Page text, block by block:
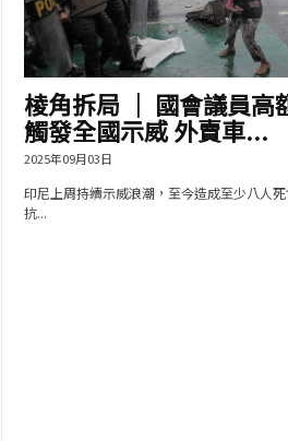
棱角拆局 │ 國會議員高
觸發全國示威 外賣車...
2025年09月03日
印尼上周持續示威浪潮，至今造成至少八人
抗...